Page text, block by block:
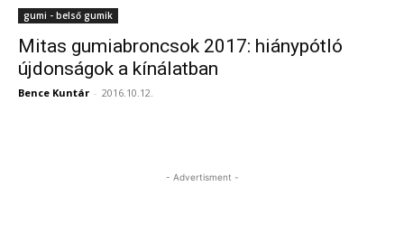
gumi - belső gumik
Mitas gumiabroncsok 2017: hiánypótló
újdonságok a kínálatban
Bence Kuntár - 2016.10.12.
- Advertisment -